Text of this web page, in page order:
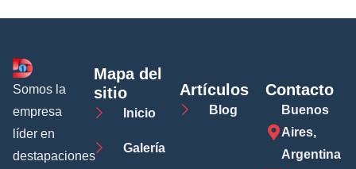
Somos la
empresa
líder en
destapaciones
Mapa del
sitio
Inicio
Galería
Artículos
Blog
Contacto
Buenos
Aires,
Argentina